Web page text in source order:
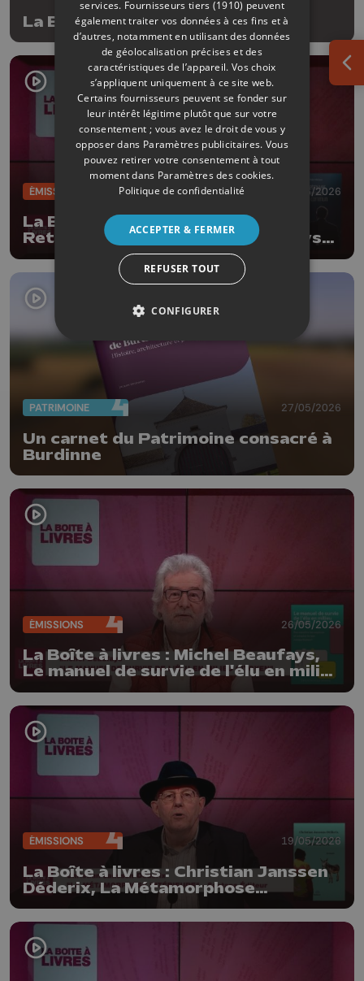
La Boîte à livres
ÉMISSIONS 02/06/2026
La Boîte à livres : Robin Michaux,
Retrouver le sens commun (Le Lys
bleu Editions)
PATRIMOINE 27/05/2026
Un carnet du Patrimoine consacré à
Burdinne
ÉMISSIONS 26/05/2026
La Boîte à livres : Michel Beaufays,
Le manuel de survie de l'élu en milieu
Dehareng)
ÉMISSIONS 19/05/2026
La Boîte à livres : Christian Janssen
Déderix, La Métamorphose
intérieure (Santana Editeur)
services. Fournisseurs tiers (1910) peuvent
également traiter vos données à ces fins et à
d’autres, notamment en utilisant des données
de géolocalisation précises et des
caractéristiques de l’appareil. Vos choix
s’appliquent uniquement à ce site web.
Certains fournisseurs peuvent se fonder sur
leur intérêt légitime plutôt que sur votre
consentement ; vous avez le droit de vous y
opposer dans Paramètres publicitaires. Vous
pouvez retirer votre consentement à tout
moment dans Paramètres des cookies.
Politique de confidentialité
ACCEPTER & FERMER
REFUSER TOUT
CONFIGURER